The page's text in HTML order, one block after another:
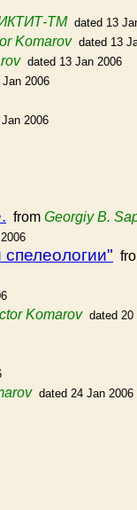
ТМ dated 13
Komarov dated 13
dated 13 Jan 2006
2006
2006
from Georgiy B.
Komarov dated 20
dated 24 Jan 2006